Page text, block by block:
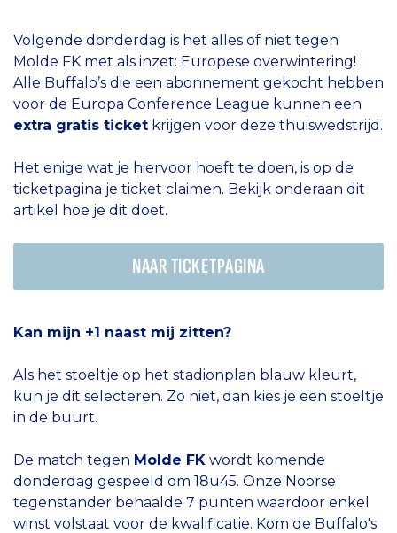
Volgende donderdag is het alles of niet tegen
Molde FK met als inzet: Europese overwintering!
Alle Buffalo’s die een abonnement gekocht hebben
voor de Europa Conference League kunnen een
extra gratis ticket krijgen voor deze thuiswedstrijd.
Het enige wat je hiervoor hoeft te doen, is op de
ticketpagina je ticket claimen. Bekijk onderaan dit
artikel hoe je dit doet.
NAAR TICKETPAGINA
Kan mijn +1 naast mij zitten?
Als het stoeltje op het stadionplan blauw kleurt,
kun je dit selecteren. Zo niet, dan kies je een stoeltje
in de buurt.
De match tegen Molde FK wordt komende
donderdag gespeeld om 18u45. Onze Noorse
tegenstander behaalde 7 punten waardoor enkel
winst volstaat voor de kwalificatie. Kom de Buffalo's